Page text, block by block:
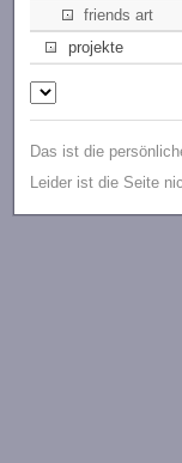
friends art
projekte
Das ist die
Leider ist die Seite